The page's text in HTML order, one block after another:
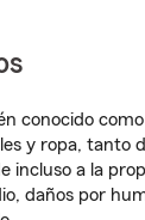
conocido
y ropa, tanto
incluso a la
daños por